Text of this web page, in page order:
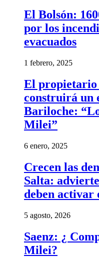
El Bolsón:
por los
evacuados
1 febrero, 2025
El propietario
construirá un
Bariloche:
Milei”
6 enero, 2025
Crecen las
Salta:
deben
5 agosto, 2026
Saenz: ¿
Milei?